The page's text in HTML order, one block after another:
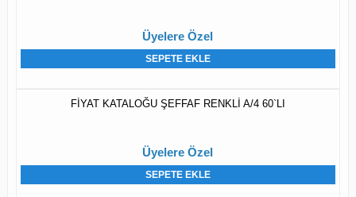
Üyelere Özel
SEPETE EKLE
FİYAT KATALOĞU ŞEFFAF RENKLİ A/4 60`LI
Üyelere Özel
SEPETE EKLE